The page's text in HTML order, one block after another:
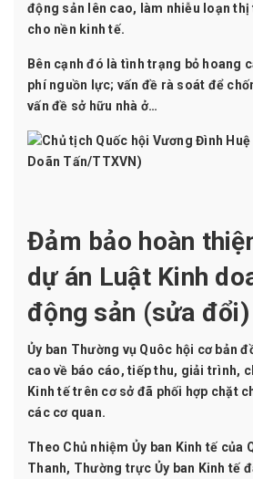
động sản lên cao, làm nhiễu loạn
cho nền kinh tế.
Bên cạnh đó là tình trạng bỏ hoang
phí nguồn lực; vấn đề rà soát để
vấn đề sở hữu nhà ở…
Đảm bảo hoàn
dự án Luật Kinh
động sản (sửa đổi)
Ủy ban Thường vụ Quôc hội cơ bản
cao về báo cáo, tiếp thu, giải trình,
Kinh tế trên cơ sở đã phối hợp chặt
các cơ quan.
Theo Chủ nhiệm Ủy ban Kinh tế của
Thanh, Thường trực Ủy ban Kinh tế